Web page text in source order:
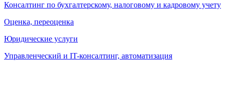
Консалтинг по бухгалтерскому, налоговому и кадровому учету
Оценка, переоценка
Юридические услуги
Управленческий и IT-консалтинг, автоматизация